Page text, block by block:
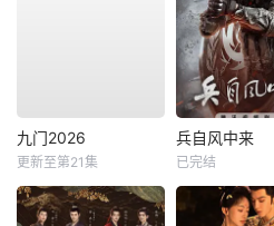
九门2026
更新至第21集
兵自风中来
已完结